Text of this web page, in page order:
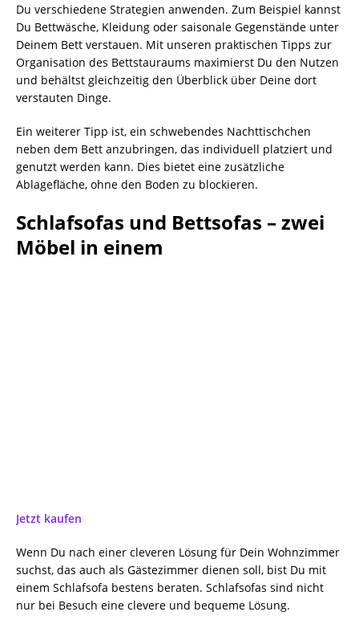
Du verschiedene Strategien anwenden. Zum Beispiel kannst
Du Bettwäsche, Kleidung oder saisonale Gegenstände unter
Deinem Bett verstauen. Mit unseren praktischen Tipps zur
Organisation des Bettstauraums maximierst Du den Nutzen
und behältst gleichzeitig den Überblick über Deine dort
verstauten Dinge.
Ein weiterer Tipp ist, ein schwebendes Nachttischchen
neben dem Bett anzubringen, das individuell platziert und
genutzt werden kann. Dies bietet eine zusätzliche
Ablagefläche, ohne den Boden zu blockieren.
Schlafsofas und Bettsofas – zwei
Möbel in einem
Jetzt kaufen
Wenn Du nach einer cleveren Lösung für Dein Wohnzimmer
suchst, das auch als Gästezimmer dienen soll, bist Du mit
einem Schlafsofa bestens beraten. Schlafsofas sind nicht
nur bei Besuch eine clevere und bequeme Lösung.